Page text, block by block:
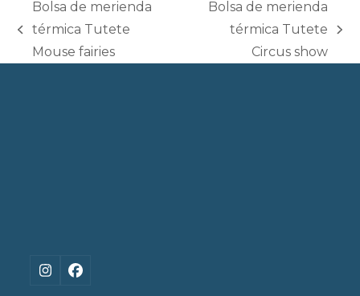
previous
post:
Bolsa de merienda
térmica Tutete
Mouse fairies
post:
Bolsa de merienda
térmica Tutete
Circus show
Instagram
Facebook